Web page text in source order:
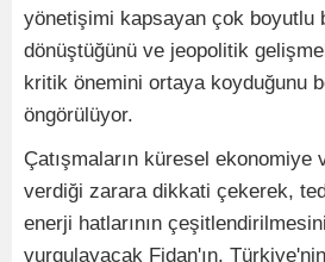
yönetişimi kapsayan çok boyutlu
dönüştüğünü ve jeopolitik
kritik önemini ortaya koyduğunu
öngörülüyor.
Çatışmaların küresel ekonomiye
verdiği zarara dikkati çekerek,
enerji hatlarının
vurgulayacak Fidan'ın,